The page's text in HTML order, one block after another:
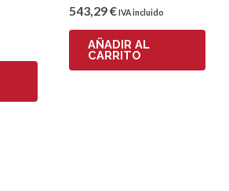
543,29€ IVA incluido
AÑADIR AL
CARRITO